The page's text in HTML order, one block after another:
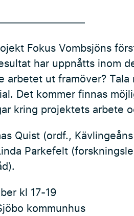
Fokus Vombsjöns
har uppnåtts inom
arbetet ut framöver?
Det kommer finnas
kring projektets arbete
Quist (ordf.,
Parkefelt
kl 17-19
kommunhus